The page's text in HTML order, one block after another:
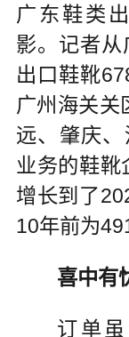
广东鞋类
影。记者
出口鞋靴
广州海关关
远、肇庆
业务的鞋靴
增长到了
10年前为
喜中有
订单